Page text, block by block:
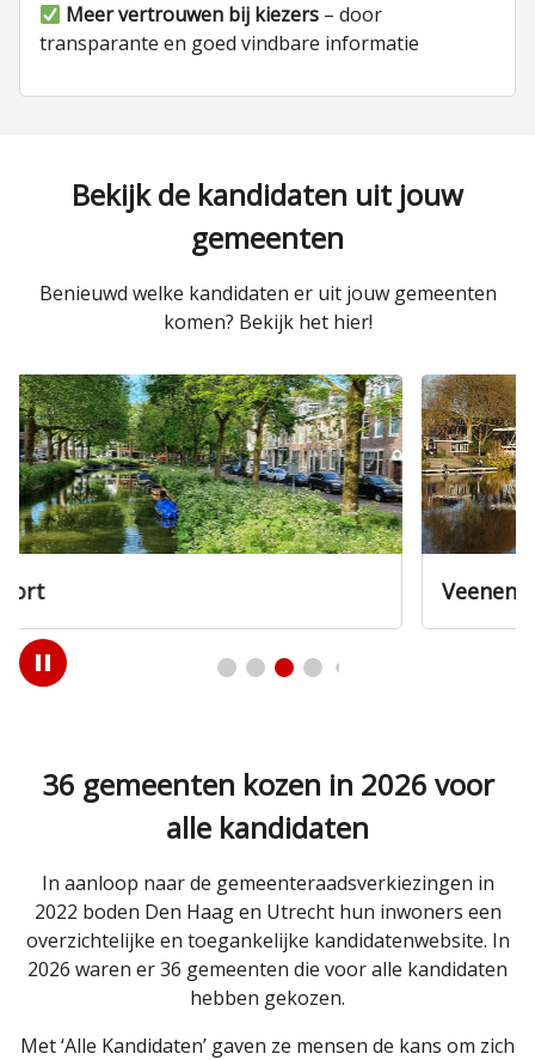
Meer vertrouwen bij kiezers – door
transparante en goed vindbare informatie
Bekijk de kandidaten uit jouw
gemeenten
Benieuwd welke kandidaten er uit jouw gemeenten
komen? Bekijk het hier!
Veenendaal
Play
/
36 gemeenten kozen in 2026 voor
alle kandidaten
In aanloop naar de gemeenteraadsverkiezingen in
2022 boden Den Haag en Utrecht hun inwoners een
overzichtelijke en toegankelijke kandidatenwebsite. In
2026 waren er 36 gemeenten die voor alle kandidaten
hebben gekozen.
Met ‘Alle Kandidaten’ gaven ze mensen de kans om zich